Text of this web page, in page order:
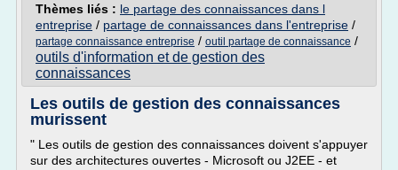
Thèmes liés : le partage des connaissances dans l
entreprise / partage de connaissances dans l'entreprise /
partage connaissance entreprise / outil partage de connaissance /
outils d'information et de gestion des
connaissances
Les outils de gestion des connaissances
murissent
" Les outils de gestion des connaissances doivent s'appuyer
sur des architectures ouvertes - Microsoft ou J2EE - et